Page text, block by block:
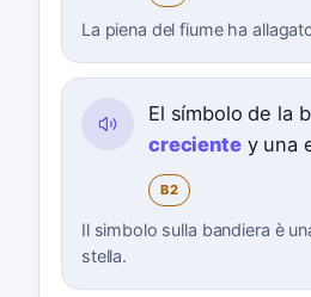
La piena del fiume ha
El símbolo de la
crecientey una
B2
Il simbolo sulla bandiera è
stella.